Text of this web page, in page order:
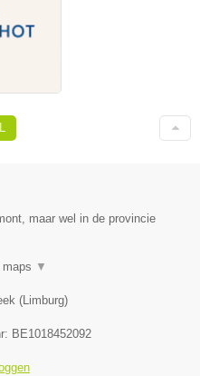
maar wel in de provincie
▼
(Limburg)
BE1018452092